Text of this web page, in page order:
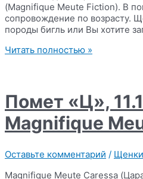
(Magnifique Meute Fiction). В
сопровождение по возрасту.
породы бигль или Вы хотите
Помет
Varinhouse
Solano
Wind
of
x
Magnifique
Meute
Читать полностью »
Помет «Ц»,
Magnifique
Оставьте комментарий /
Magnifique Meute Caressa